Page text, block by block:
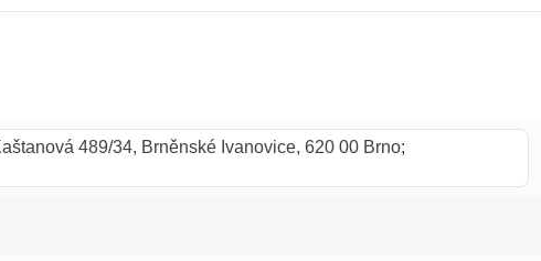
489/34, Brněnské Ivanovice, 620 00 Brno;